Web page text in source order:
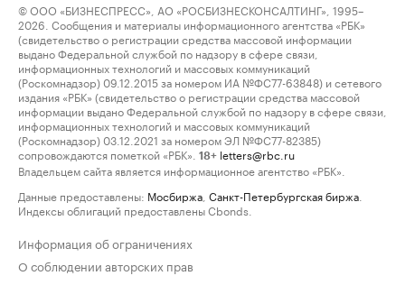
© ООО «БИЗНЕСПРЕСС», АО «РОСБИЗНЕСКОНСАЛТИНГ», 1995–
2026. Сообщения и материалы информационного агентства «РБК»
(свидетельство о регистрации средства массовой информации
выдано Федеральной службой по надзору в сфере связи,
информационных технологий и массовых коммуникаций
(Роскомнадзор) 09.12.2015 за номером ИА №ФС77-63848) и сетевого
издания «РБК» (свидетельство о регистрации средства массовой
информации выдано Федеральной службой по надзору в сфере связи,
информационных технологий и массовых коммуникаций
(Роскомнадзор) 03.12.2021 за номером ЭЛ №ФС77-82385)
сопровождаются пометкой «РБК».
18+ letters@rbc.ru
Владельцем сайта является информационное агентство «РБК».
Данные предоставлены: Мосбиржа Санкт-Петербургская биржа
Индексы облигаций предоставлены Cbonds.
Информация об ограничениях
О соблюдении авторских прав